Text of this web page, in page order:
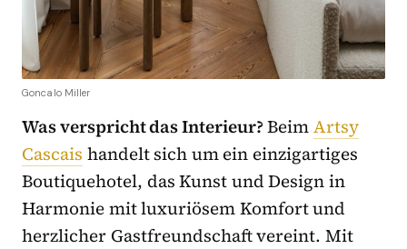
Goncalo Miller
Was verspricht das Interieur?BeimArtsy
Cascais handelt sich um ein einzigartiges
Boutiquehotel, das Kunst und Design in
Harmonie mit luxuriösem Komfort und
herzlicher Gastfreundschaft vereint. Mit